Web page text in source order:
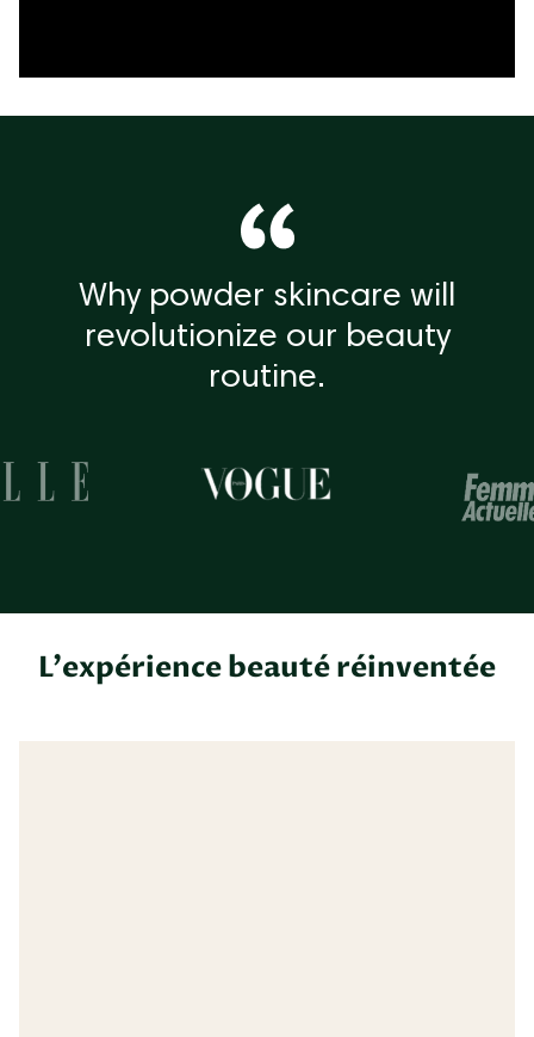
Why powder skincare will
revolutionize our beauty
routine.
L'expérience beauté réinventée